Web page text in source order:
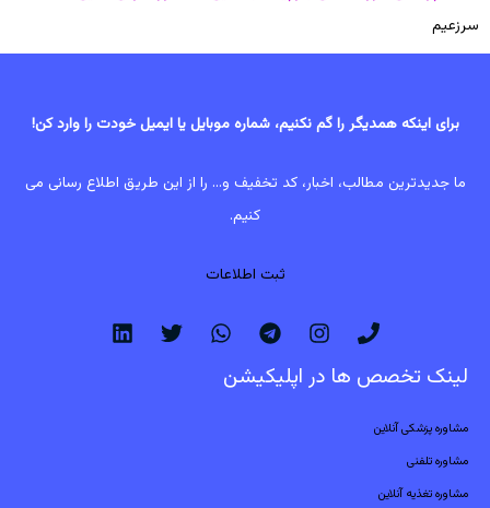
سرزعیم
برای اینکه همدیگر را گم نکنیم، شماره موبایل یا ایمیل خودت را وارد کن!
ما جدیدترین مطالب، اخبار، کد تخفیف و... را از این طریق اطلاع رسانی می
کنیم.
ثبت اطلاعات
لینک تخصص ها در اپلیکیشن
مشاوره پزشکی آنلاین
مشاوره تلفنی
مشاوره تغذیه آنلاین